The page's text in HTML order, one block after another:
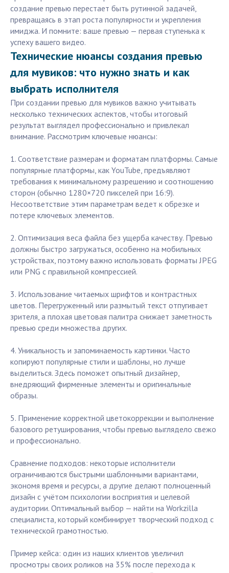
создание превью перестает быть рутинной задачей,
превращаясь в этап роста популярности и укрепления
имиджа. И помните: ваше превью — первая ступенька к
успеху вашего видео.
Технические нюансы создания превью
для мувиков: что нужно знать и как
выбрать исполнителя
При создании превью для мувиков важно учитывать
несколько технических аспектов, чтобы итоговый
результат выглядел профессионально и привлекал
внимание. Рассмотрим ключевые нюансы:
1. Соответствие размерам и форматам платформы. Самые
популярные платформы, как YouTube, предъявляют
требования к минимальному разрешению и соотношению
сторон (обычно 1280×720 пикселей при 16:9).
Несоответствие этим параметрам ведет к обрезке и
потере ключевых элементов.
2. Оптимизация веса файла без ущерба качеству. Превью
должны быстро загружаться, особенно на мобильных
устройствах, поэтому важно использовать форматы JPEG
или PNG с правильной компрессией.
3. Использование читаемых шрифтов и контрастных
цветов. Перегруженный или размытый текст отпугивает
зрителя, а плохая цветовая палитра снижает заметность
превью среди множества других.
4. Уникальность и запоминаемость картинки. Часто
копируют популярные стили и шаблоны, но лучше
выделиться. Здесь поможет опытный дизайнер,
внедряющий фирменные элементы и оригинальные
образы.
5. Применение корректной цветокоррекции и выполнение
базового ретуширования, чтобы превью выглядело свежо
и профессионально.
Сравнение подходов: некоторые исполнители
ограничиваются быстрыми шаблонными вариантами,
экономя время и ресурсы, а другие делают полноценный
дизайн с учётом психологии восприятия и целевой
аудитории. Оптимальный выбор — найти на Workzilla
специалиста, который комбинирует творческий подход с
технической грамотностью.
Пример кейса: один из наших клиентов увеличил
просмотры своих роликов на 35% после перехода к